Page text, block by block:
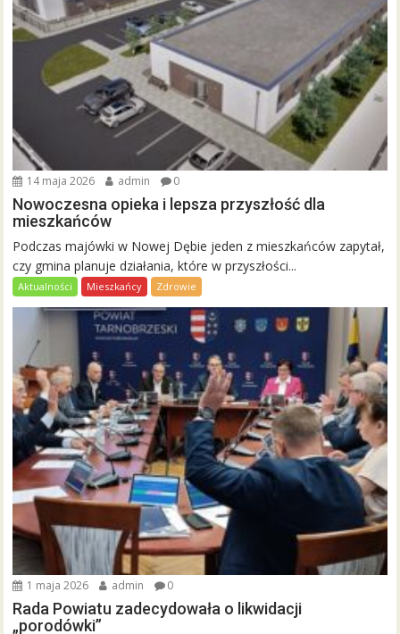
14 maja 2026 admin 0
Nowoczesna opieka i lepsza przyszłość dla
mieszkańców
Podczas majówki w Nowej Dębie jeden z mieszkańców zapytał,
czy gmina planuje działania, które w przyszłości...
Aktualności Mieszkańcy Zdrowie
1 maja 2026 admin 0
Rada Powiatu zadecydowała o likwidacji
„porodówki”